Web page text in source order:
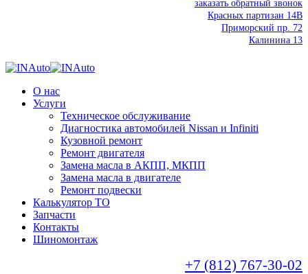
заказать обратный звонок
Красных партизан 14В
Приморский пр. 72
Калинина 13
О нас
Услуги
Техническое обслуживание
Диагностика автомобилей Nissan и Infiniti
Кузовной ремонт
Ремонт двигателя
Замена масла в АКПП, МКПП
Замена масла в двигателе
Ремонт подвески
Калькулятор ТО
Запчасти
Контакты
Шиномонтаж
+7 (812) 767-30-02